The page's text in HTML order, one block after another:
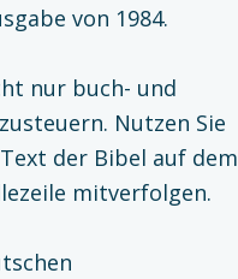
von 1984.
nur buch- und
Nutzen Sie
der Bibel auf dem
mitverfolgen.